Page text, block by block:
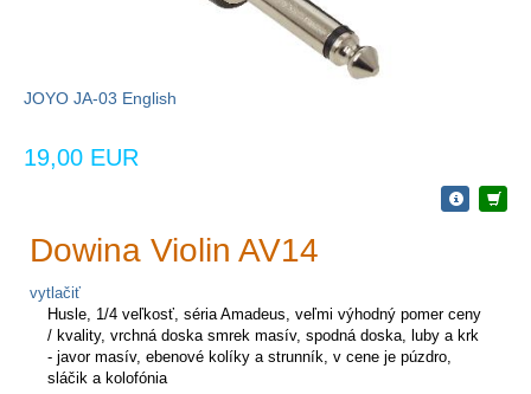
JOYO JA-03 English
19,00 EUR
Dowina Violin AV14
vytlačiť
Husle, 1/4 veľkosť, séria Amadeus, veľmi výhodný pomer ceny
/ kvality, vrchná doska smrek masív, spodná doska, luby a krk
- javor masív, ebenové kolíky a strunník, v cene je púzdro,
sláčik a kolofónia